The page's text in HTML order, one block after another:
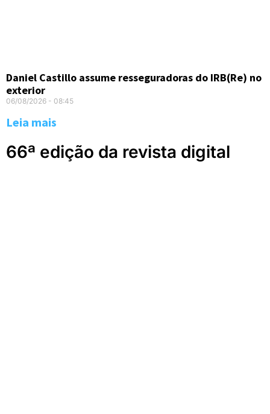
Daniel Castillo assume resseguradoras do IRB(Re) no
exterior
06/08/2026 08:45
Leia mais
66ª edição da revista digital